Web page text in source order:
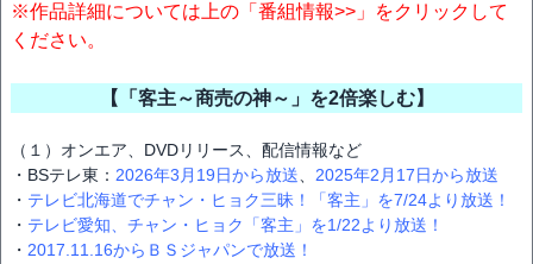
※作品詳細については上の「番組情報>>」をクリックして
ください。
【「客主～商売の神～」を2倍楽しむ】
（１）オンエア、DVDリリース、配信情報など
・BSテレ東： 2026年3月19日から放送
2025年2月17日から放送
・ テレビ北海道でチャン・ヒョク三昧！「客主」を7/24より放送！
・ テレビ愛知、チャン・ヒョク「客主」を1/22より放送！
・ 2017.11.16からＢＳジャパンで放送！